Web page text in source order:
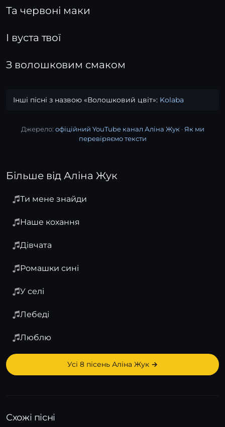
Та червоні маки
І вуста твої
З волошковим смаком
Інші пісні з назвою «Волошковий цвіт»: Kolaba
Джерело: офіційний YouTube канал Аліна Жук · Як ми
перевіряємо тексти
Більше від Аліна Жук
Ти мене знайди
Наше кохання
Дівчата
Ромашки сині
У селі
Лебеді
Люблю
Усі 8 пісень Аліна Жук →
Схожі пісні